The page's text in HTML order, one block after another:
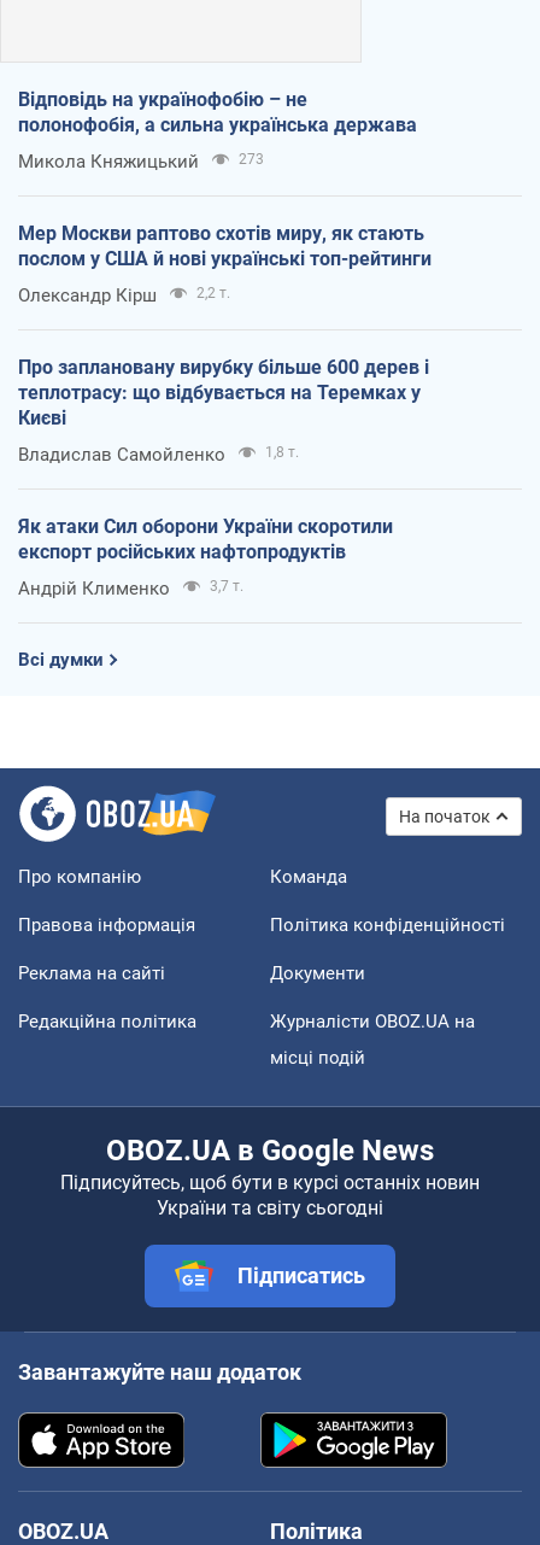
Відповідь на українофобію – не
полонофобія, а сильна українська держава
Микола Княжицький 273
Мер Москви раптово схотів миру, як стають
послом у США й нові українські топ-рейтинги
Олександр Кірш 2,2 т.
Про заплановану вирубку більше 600 дерев і
теплотрасу: що відбувається на Теремках у
Києві
Владислав Самойленко 1,8 т.
Як атаки Сил оборони України скоротили
експорт російських нафтопродуктів
Андрій Клименко 3,7 т.
Всі думки
На початок
Про компанію Команда
Правова інформація Політика конфіденційності
Реклама на сайті Документи
Редакційна політика
Журналісти OBOZ.UA на
місці подій
OBOZ.UA в Google News
Підписуйтесь, щоб бути в курсі останніх новин
України та світу сьогодні
Підписатись
Завантажуйте наш додаток
OBOZ.UA
Політика